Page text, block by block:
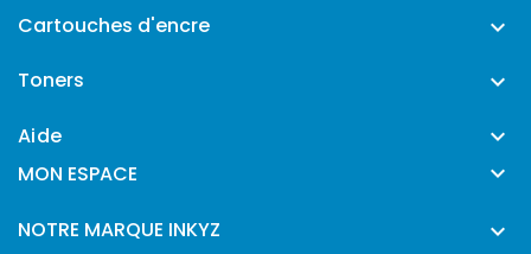
Cartouches d'encre 
Toners 
Aide 
MON ESPACE 
NOTRE MARQUE INKYZ 